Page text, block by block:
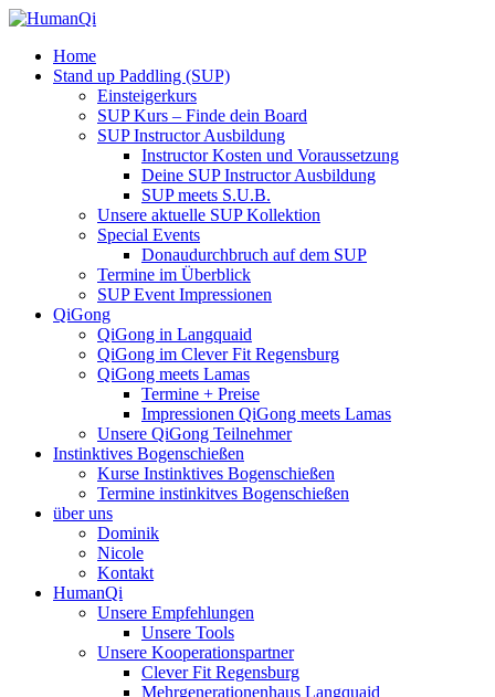
Home
Stand up Paddling (SUP)
Einsteigerkurs
SUP Kurs – Finde dein Board
SUP Instructor Ausbildung
Instructor Kosten und Voraussetzung
Deine SUP Instructor Ausbildung
SUP meets S.U.B.
Unsere aktuelle SUP Kollektion
Special Events
Donaudurchbruch auf dem SUP
Termine im Überblick
SUP Event Impressionen
QiGong
QiGong in Langquaid
QiGong im Clever Fit Regensburg
QiGong meets Lamas
Termine + Preise
Impressionen QiGong meets Lamas
Unsere QiGong Teilnehmer
Instinktives Bogenschießen
Kurse Instinktives Bogenschießen
Termine instinkitves Bogenschießen
über uns
Dominik
Nicole
Kontakt
HumanQi
Unsere Empfehlungen
Unsere Tools
Unsere Kooperationspartner
Clever Fit Regensburg
Mehrgenerationenhaus Langquaid